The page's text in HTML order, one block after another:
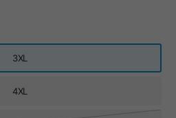
3XL
4XL